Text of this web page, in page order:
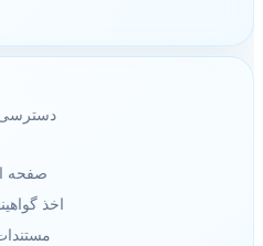
دسترسی
صفحه
اخذ
مستندات